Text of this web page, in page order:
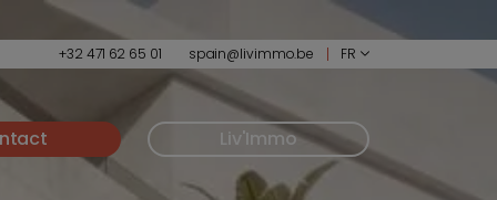
+32 471 62 65 01 spain@livimmo.be FR
Liv'Immo